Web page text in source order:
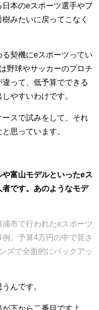
本のeスポーツ選手やプ
みたいに戻ってこなく
契機にeスポーツってい
野球やサッカーのプロチ
って、低予算でできる
やすいわけです。
スで試みをして、それ
思っています。
富山モデルといったeス
です。あのようなモデ
市で行われたeスポーツ
。予算4万円の中で筧さ
ズで全面的にバックアッ
んです。
下から二番目ですよ。